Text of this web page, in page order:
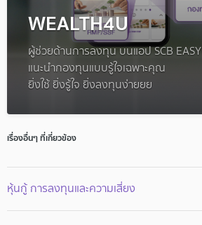
WEALTH4U
ผู้ช่วยด้านการลงทุน บนแอป SCB EASY
แนะนำกองทุนแบบรู้ใจเฉพาะคุณ
ยิ่งใช้ ยิ่งรู้ใจ ยิ่งลงทุนง่ายยย
เรื่องอื่นๆ ที่เกี่ยวข้อง
หุ้นกู้ การลงทุนและความเสี่ยง